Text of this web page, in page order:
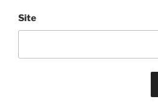
Site